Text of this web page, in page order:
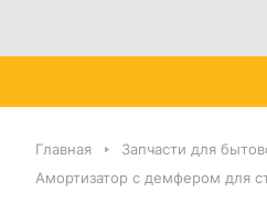
Главная Запчасти для
Амортизатор с демфером для